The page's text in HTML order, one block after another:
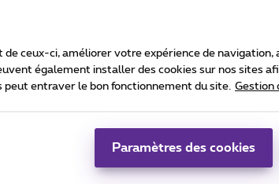
ceux-ci, améliorer votre expérience de
également installer des cookies sur nos sites
entraver le bon fonctionnement du site. Gestion
Paramètres des cookies